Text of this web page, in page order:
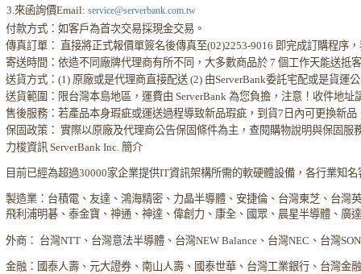
3.來函詢價Email: service@serverbank.com.tw
付款方式：如客戶為首次交易採現金交易。
傳真訂單： 直接將正式報價單簽名後傳真至(02)2253-9016 即完成訂購程序
寄送時間：依造不同廠牌代理商有所不同，大多數商品於 7 個工作天能送抵
送貨方式：(1) 原廠或是代理商直接配送 (2) 由ServerBank委託宅配或是貨運
送貨範圍：限台灣本島地區，運費由 ServerBank 為您負擔，注意！收件地址
售後服務：若產品本身瑕疵或運送過程導致新品瑕疵，到貨7日內可更換新品
保固政策： 實際以原廠及代理商公告保固條件為主，查閱購物說明與保固服
力梭資訊 ServerBank Inc. 簡介
目前已經為超過30000家企業提供IT資訊架構所需的軟硬體設備，各行業知名
製造業：台積電、友達、鴻海精密、力晶半導體、安捷倫、台灣東芝、台灣
飛利浦明碁、泰金寶、神通、神達、偉創力、康全、國眾、晨星半導體、廣
外商： 台灣NTT、台灣意法半導體、台灣NEW Balance、台灣NEC、台灣
金融：國泰人壽、元大證券、南山人壽、國泰世華、台灣工業銀行、台灣金